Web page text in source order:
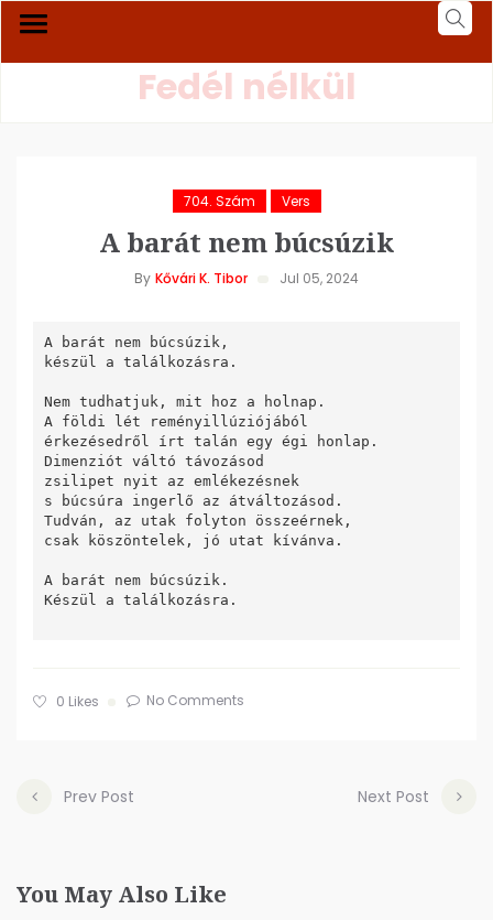
Fedél nélkül
704. Szám Vers
A barát nem búcsúzik
By Kővári K. Tibor Jul 05, 2024
A barát nem búcsúzik,
készül a találkozásra.
Nem tudhatjuk, mit hoz a holnap.
A földi lét reményillúziójából
érkezésedről írt talán egy égi honlap.
Dimenziót váltó távozásod
zsilipet nyit az emlékezésnek
s búcsúra ingerlő az átváltozásod.
Tudván, az utak folyton összeérnek,
csak köszöntelek, jó utat kívánva.
A barát nem búcsúzik.
Készül a találkozásra.
0 Likes No Comments
Prev Post Next Post
You May Also Like